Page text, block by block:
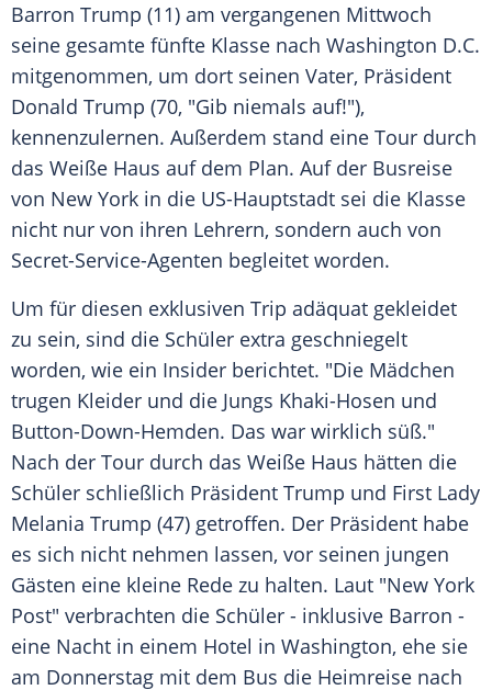
Barron Trump (11) am vergangenen Mittwoch
seine gesamte fünfte Klasse nach Washington D.C.
mitgenommen, um dort seinen Vater, Präsident
Donald Trump (70, "Gib niemals auf!"),
kennenzulernen. Außerdem stand eine Tour durch
das Weiße Haus auf dem Plan. Auf der Busreise
von New York in die US-Hauptstadt sei die Klasse
nicht nur von ihren Lehrern, sondern auch von
Secret-Service-Agenten begleitet worden.
Um für diesen exklusiven Trip adäquat gekleidet
zu sein, sind die Schüler extra geschniegelt
worden, wie ein Insider berichtet. "Die Mädchen
trugen Kleider und die Jungs Khaki-Hosen und
Button-Down-Hemden. Das war wirklich süß."
Nach der Tour durch das Weiße Haus hätten die
Schüler schließlich Präsident Trump und First Lady
Melania Trump (47) getroffen. Der Präsident habe
es sich nicht nehmen lassen, vor seinen jungen
Gästen eine kleine Rede zu halten. Laut "New York
Post" verbrachten die Schüler - inklusive Barron -
eine Nacht in einem Hotel in Washington, ehe sie
am Donnerstag mit dem Bus die Heimreise nach